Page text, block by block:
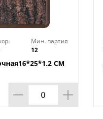
Мин. партия
12
СМ